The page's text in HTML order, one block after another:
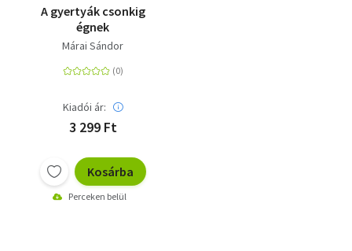
A gyertyák csonkig
égnek
Márai Sándor
Kiadói ár:
3 299 Ft
Kosárba
Perceken belül